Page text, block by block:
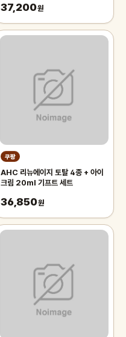
37,200원
쿠팡
AHC 리뉴에이지 토탈 4종 + 아이
크림 20ml 기프트 세트
36,850원